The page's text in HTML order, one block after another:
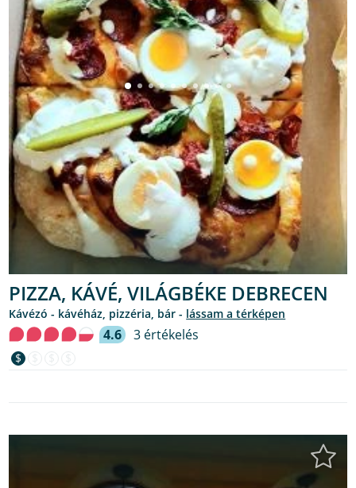
PIZZA, KÁVÉ, VILÁGBÉKE DEBRECEN
kávézó - kávéház, pizzéria, bár - lássam a térképen
4.6 3 értékelés
$